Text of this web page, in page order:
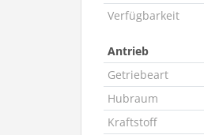
Verfügbarkeit
Antrieb
Getriebeart
Hubraum
Kraftstoff